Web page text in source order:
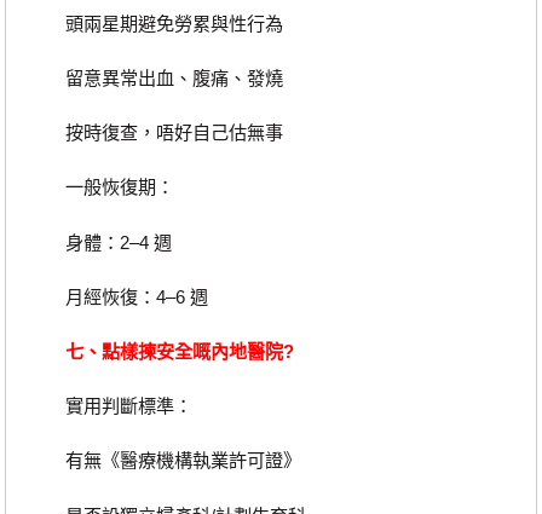
頭兩星期避免勞累與性行為
留意異常出血、腹痛、發燒
按時復查，唔好自己估無事
一般恢復期：
身體：2–4 週
月經恢復：4–6 週
七、點樣揀安全嘅內地醫院?
實用判斷標準：
有無《醫療機構執業許可證》